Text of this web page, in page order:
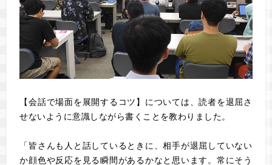
【会話で場面を展開するコツ】については、読者を退屈さ
せないように意識しながら書くことを教わりました。
「皆さんも人と話しているときに、相手が退屈していない
か顔色や反応を見る瞬間があるかなと思います。常にそう